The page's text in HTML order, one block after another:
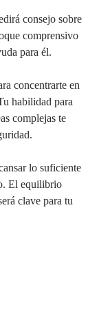
consejo sobre
comprensivo
para él.
concentrarte en
habilidad para
complejas te
lo suficiente
El equilibrio
clave para tu